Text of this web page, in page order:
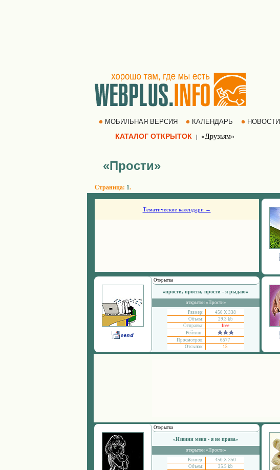
МОБИЛЬНАЯ ВЕРСИЯ КАЛЕНДАРЬ НОВОСТИ
КАТАЛОГ ОТКРЫТОК | «Друзьям»
«Прости»
Страница: 1.
Тематические календари →
Открытка
«прости, прости, прости - я рыдаю»
открытки «Прости»
Размер:
450 Х 338
Объем:
29.3 kb
Отправка:
free
Рейтинг:
Просмотров:
6577
Отсылок:
15
Открытка
«Извини меня - я не права»
открытки «Прости»
Размер:
450 Х 350
Объем:
35.5 kb